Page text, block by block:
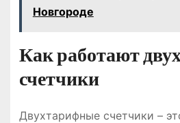
Новгороде
Как работают
счетчики
Двухтарифные счетчики –